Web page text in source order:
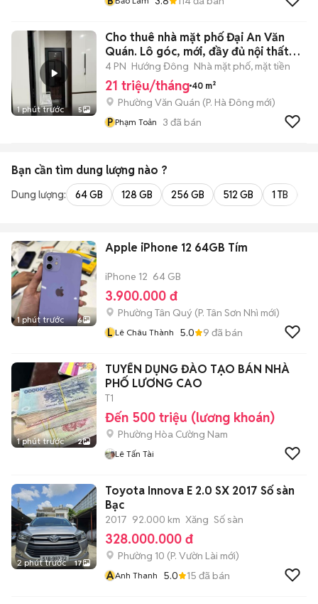
1 phút trước 5
Cho thuê nhà mặt phố Đại An Văn
Quán. Lô góc, mới, đầy đủ nội thất
cao
4 PN Hướng Đông Nhà mặt phố, mặt tiền
21 triệu/tháng 40 m²
Phường Văn Quán (P. Hà Đông mới)
P Phạm Toản 3 đã bán
Bạn cần tìm dung lượng nào ?
Dung lượng: 64 GB 128 GB 256 GB 512 GB 1 TB
1 phút trước 6
Apple iPhone 12 64GB Tím
iPhone 12 64 GB
3.900.000 đ
Phường Tân Quý (P. Tân Sơn Nhì mới)
L Lê Châu Thành 5.0 9 đã bán
1 phút trước 2
TUYỂN DỤNG ĐÀO TẠO BÁN NHÀ
PHỐ LƯƠNG CAO
T1
Đến 500 triệu (lương khoán)
Phường Hòa Cường Nam
Lê Tấn Tài
2 phút trước 17
Toyota Innova E 2.0 SX 2017 Số sàn
Bạc
2017 92.000 km Xăng Số sàn
328.000.000 đ
Phường 10 (P. Vườn Lài mới)
AAnh Thanh 5.0 15 đã bán